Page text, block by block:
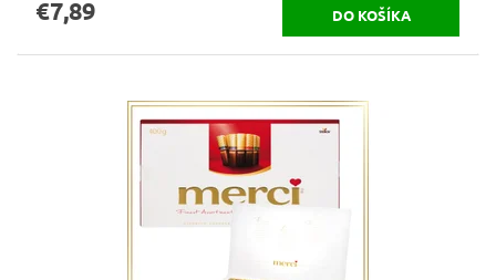
€7,89